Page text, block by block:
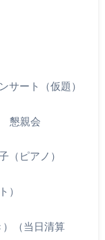
ート（仮題）
親会
（ピアノ）
）
）（当日清算